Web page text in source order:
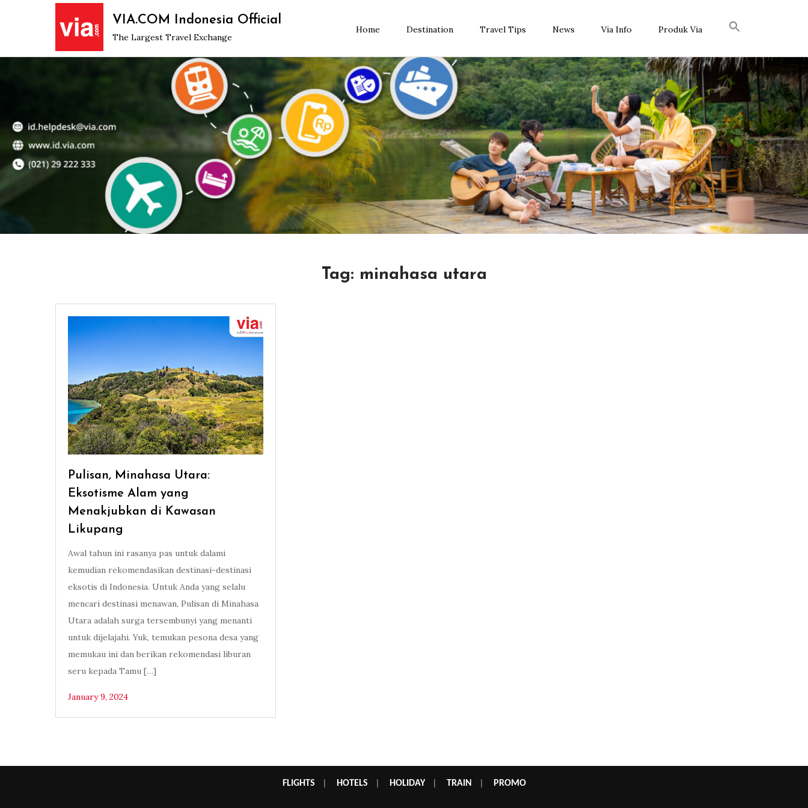
VIA.COM Indonesia Official
The Largest Travel Exchange
Home Destination Travel Tips News Via Info Produk Via
Tag: minahasa utara
Pulisan, Minahasa Utara:
Eksotisme Alam yang
Menakjubkan di Kawasan
Likupang
Awal tahun ini rasanya pas untuk dalami
kemudian rekomendasikan destinasi-destinasi
eksotis di Indonesia. Untuk Anda yang selalu
mencari destinasi menawan, Pulisan di Minahasa
Utara adalah surga tersembunyi yang menanti
untuk dijelajahi. Yuk, temukan pesona desa yang
memukau ini dan berikan rekomendasi liburan
seru kepada Tamu […]
January 9, 2024
FLIGHTS HOTELS HOLIDAY| TRAIN PROMO